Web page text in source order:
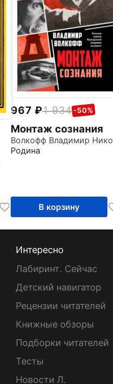
967 1 934 -50%
Монтаж сознания
Родина
В корзину
Интересно
Лабиринт. Сейчас
Детский навигатор
Рецензии читателей
Книжные обзоры
Подборки читателей
Тесты
Новости Л.